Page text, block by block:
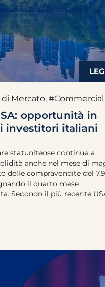
Mercato, #Commercial
opportunità in
investitori italiani
statunitense continua a
anche nel mese di
delle compravendite del
il quarto mese
Secondo il più recente